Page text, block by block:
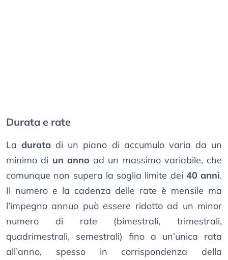
Durata e rate
Ladurata di un piano di accumulo varia da un
minimo di un anno ad un massimo variabile, che
comunque non supera la soglia limite dei 40 anni.
Il numero e la cadenza delle rate è mensile ma
l’impegno annuo può essere ridotto ad un minor
numero di rate (bimestrali, trimestrali,
quadrimestrali, semestrali) fino a un’unica rata
all’anno, spesso in corrispondenza della